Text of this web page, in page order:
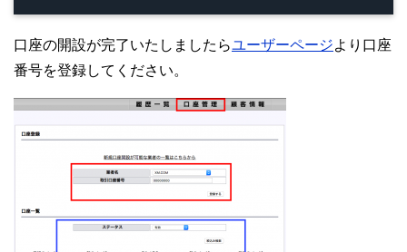
口座の開設が完了いたしましたらユーザーページより口座
番号を登録してください。